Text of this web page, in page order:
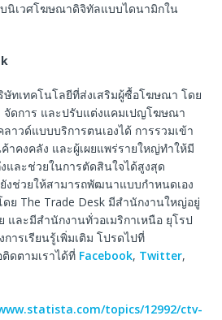
บนิเวศโฆษณาดิจิทัลแบบไดนามิกใน
ษัทเทคโนโลยีที่ส่งเสริมผู้ซื้อโฆษณา โดย
ดการ และปรับแต่งแคมเปญโฆษณา
วด์แบบบริการตนเองได้ การรวมเข้า
คงคลัง และผู้เผยแพร่รายใหญ่ทำให้มี
และช่วยในการตัดสินใจได้สูงสุด
งช่วยให้สามารถพัฒนาแบบกำหนดเอง
ย The Trade Desk มีสำนักงานใหญ่อยู่
และมีสำนักงานทั่วอเมริกาเหนือ ยุโรป
ารเรียนรู้เพิ่มเติม โปรดไปที่
ดตามเราได้ที่ Facebook, Twitter,
topics/12992/ctv-